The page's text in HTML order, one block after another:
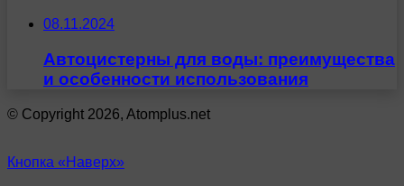
08.11.2024
Автоцистерны для воды: преимущества
и особенности использования
© Copyright 2026, Atomplus.net
Кнопка «Наверх»